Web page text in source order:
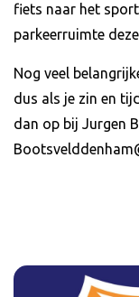
fiets naar het
parkeerruimte
Nog veel
dus als je zin en
dan op bij Jurgen